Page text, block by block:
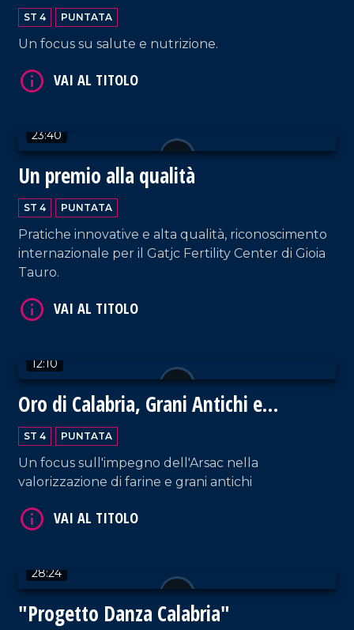
ST 4 PUNTATA
Un focus su salute e nutrizione.
23:40
Un premio alla qualità
ST 4 PUNTATA
Pratiche innovative e alta qualità, riconoscimento
internazionale per il Gatjc Fertility Center di Gioia
Tauro.
12:10
Oro di Calabria, Grani Antichi e
Biodiversità
ST 4 PUNTATA
Un focus sull'impegno dell'Arsac nella
valorizzazione di farine e grani antichi
28:24
"Progetto Danza Calabria"
VAI AL TITOLO
VAI AL TITOLO
VAI AL TITOLO